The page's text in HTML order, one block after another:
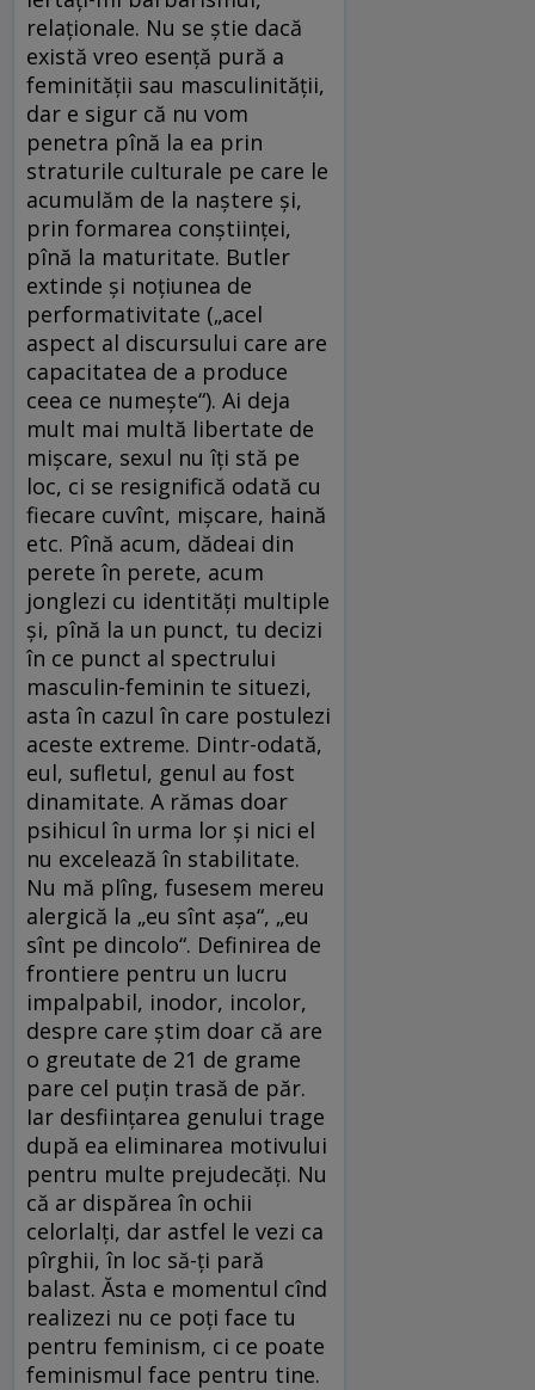
relaţionale. Nu se ştie dacă
există vreo esenţă pură a
feminităţii sau masculinităţii,
dar e sigur că nu vom
penetra pînă la ea prin
straturile culturale pe care le
acumulăm de la naştere şi,
prin formarea conştiinţei,
pînă la maturitate. Butler
extinde şi noţiunea de
performativitate („acel
aspect al discursului care are
capacitatea de a produce
ceea ce numeşte“). Ai deja
mult mai multă libertate de
mişcare, sexul nu îţi stă pe
loc, ci se resignifică odată cu
fiecare cuvînt, mişcare, haină
etc. Pînă acum, dădeai din
perete în perete, acum
jonglezi cu identităţi multiple
şi, pînă la un punct, tu decizi
în ce punct al spectrului
masculin-feminin te situezi,
asta în cazul în care postulezi
aceste extreme. Dintr-odată,
eul, sufletul, genul au fost
dinamitate. A rămas doar
psihicul în urma lor şi nici el
nu excelează în stabilitate.
Nu mă plîng, fusesem mereu
alergică la „eu sînt aşa“, „eu
sînt pe dincolo“. Definirea de
frontiere pentru un lucru
impalpabil, inodor, incolor,
despre care ştim doar că are
o greutate de 21 de grame
pare cel puţin trasă de păr.
Iar desfiinţarea genului trage
după ea eliminarea motivului
pentru multe prejudecăţi. Nu
că ar dispărea în ochii
celorlalţi, dar astfel le vezi ca
pîrghii, în loc să-ţi pară
balast. Ăsta e momentul cînd
realizezi nu ce poţi face tu
pentru feminism, ci ce poate
feminismul face pentru tine.